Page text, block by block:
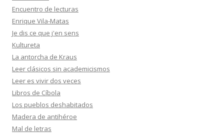
Encuentro de lecturas
Enrique Vila-Matas
Je dis ce que j'en sens
Kultureta
La antorcha de Kraus
Leer clásicos sin academicismos
Leer es vivir dos veces
Libros de Cíbola
Los pueblos deshabitados
Madera de antihéroe
Mal de letras